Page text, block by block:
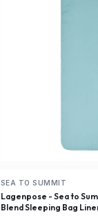
SEA TO SUMMIT
Lagenpose - Sea to
Blend Sleeping Bag